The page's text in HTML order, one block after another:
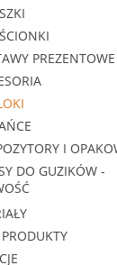
PREZENTOWE
I
DO GUZIKÓW -